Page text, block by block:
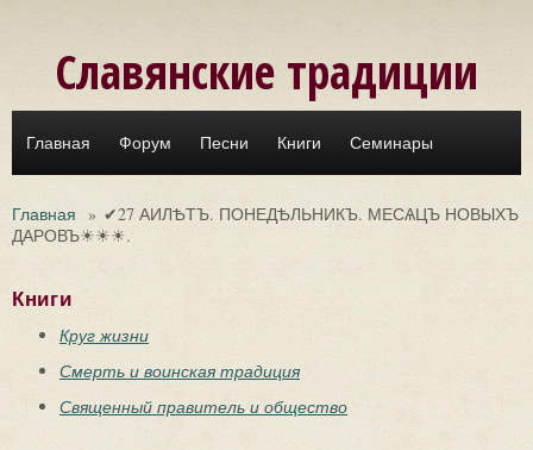
Славянские традиции
Главная Форум Песни Книги Семинары
Главная » ✔27 АИЛѢТЪ. ПОНЕДѢЛЬНИКЪ. МЕСѦЦЪ НОВЫХЪ
ДАРОВЪ☀☀☀.
Книги
Круг жизни
Смерть и воинская традиция
Священный правитель и общество